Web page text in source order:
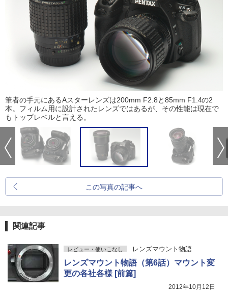
筆者の手元にあるAスターレンズは200mm F2.8と85mm F1.4の2
本。フィルム用に設計されたレンズではあるが、その性能は現在で
もトップレベルと言える。
この写真の記事へ
関連記事
レビュー・使いこなし レンズマウント物語
レンズマウント物語（第6話）マウント変
更の各社各様 [前篇]
2012年10月12日